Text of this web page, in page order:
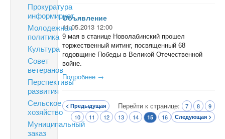
Прокуратура
информирует
Молодежная
политика
Культура
Совет
ветеранов
Перспективы
развития
Сельское
хозяйство
Муниципальный
заказ
Объявление
11.05.2013 12:00
9 мая в станице Новолабинский прошел
торжественный митинг, посвященный 68
годовщине Победы в Великой Отечественной
войне.
Подробнее →
Перейти к странице:
< Предыдущая 7 8
9
10
11 12 13 14 15 16 Следующая >